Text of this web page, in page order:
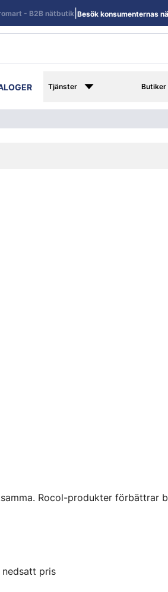
Tjänster Butiker
- B2B nätbutik Besök konsumenternas
Rocol-produkter förbättrar
nedsatt pris